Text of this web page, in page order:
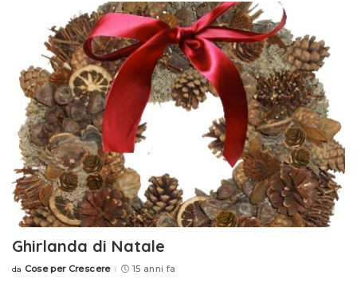
Ghirlanda di Natale
Posted
da Cose per Crescere 15 anni fa